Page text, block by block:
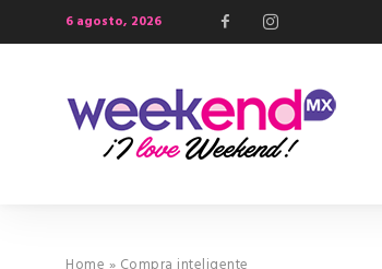
6 agosto, 2026